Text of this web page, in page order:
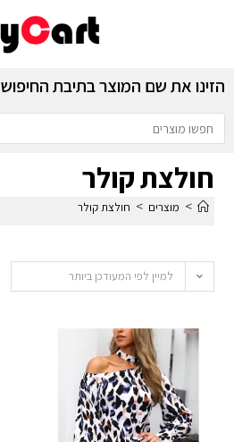
הזינו את שם המוצר בתיבת החיפוש
חולצת קולר
> מוצרים > חולצת קולר
למיין לפי המעודכן ביותר